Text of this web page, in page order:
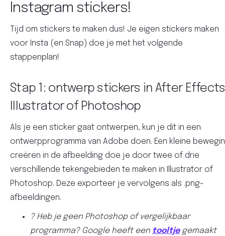
Instagram stickers!
Tijd om stickers te maken dus! Je eigen stickers maken
voor Insta (en Snap) doe je met het volgende
stappenplan!
Stap 1: ontwerp stickers in After
Illustrator of Photoshop
Als je een sticker gaat ontwerpen, kun je dit in een
ontwerpprogramma van Adobe doen. Een kleine
creëren in de afbeelding doe je door twee of drie
verschillende tekengebieden te maken in Illustrator of
Photoshop. Deze exporteer je vervolgens als .png-
afbeeldingen.
? Heb je geen Photoshop of vergelijkbaar
programma? Google heeft een tooltjegemaakt